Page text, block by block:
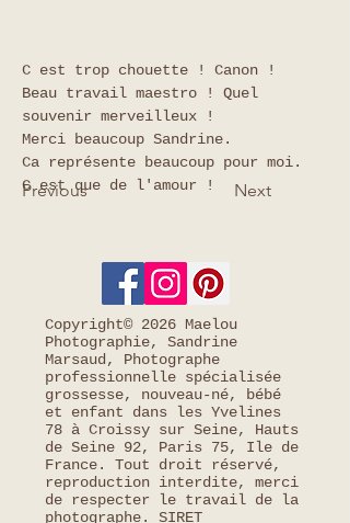
Previous Next
C est trop chouette ! Canon !
Beau travail maestro ! Quel
souvenir merveilleux !
Merci beaucoup Sandrine.
Ca représente beaucoup pour moi.
C est que de l'amour !
Copyright© 2026 Maelou
Photographie, Sandrine
Marsaud, Photographe
professionnelle spécialisée
grossesse, nouveau-né, bébé
et enfant dans les Yvelines
78 à Croissy sur Seine, Hauts
de Seine 92, Paris 75, Ile de
France. Tout droit réservé,
reproduction interdite, merci
de respecter le travail de la
photographe. SIRET